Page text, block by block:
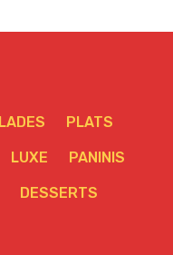
PLATS
LUXE PANINIS
DESSERTS